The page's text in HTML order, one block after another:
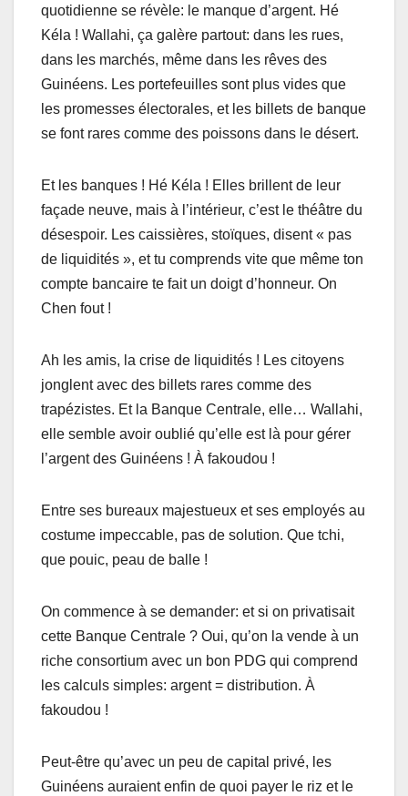
quotidienne se révèle: le manque d’argent. Hé
Kéla ! Wallahi, ça galère partout: dans les rues,
dans les marchés, même dans les rêves des
Guinéens. Les portefeuilles sont plus vides que
les promesses électorales, et les billets de banque
se font rares comme des poissons dans le désert.
Et les banques ! Hé Kéla ! Elles brillent de leur
façade neuve, mais à l’intérieur, c’est le théâtre du
désespoir. Les caissières, stoïques, disent « pas
de liquidités », et tu comprends vite que même ton
compte bancaire te fait un doigt d’honneur. On
Chen fout !
Ah les amis, la crise de liquidités ! Les citoyens
jonglent avec des billets rares comme des
trapézistes. Et la Banque Centrale, elle… Wallahi,
elle semble avoir oublié qu’elle est là pour gérer
l’argent des Guinéens ! À fakoudou !
Entre ses bureaux majestueux et ses employés au
costume impeccable, pas de solution. Que tchi,
que pouic, peau de balle !
On commence à se demander: et si on privatisait
cette Banque Centrale ? Oui, qu’on la vende à un
riche consortium avec un bon PDG qui comprend
les calculs simples: argent = distribution. À
fakoudou !
Peut-être qu’avec un peu de capital privé, les
Guinéens auraient enfin de quoi payer le riz et le